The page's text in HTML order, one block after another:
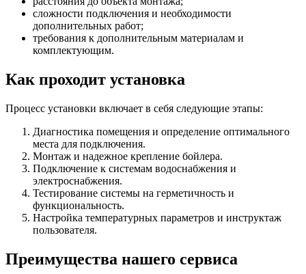
сложности подключения и необходимости
дополнительных работ;
требования к дополнительным материалам и
комплектующим.
Как проходит установка
Процесс установки включает в себя следующие этапы:
Диагностика помещения и определение оптимального
места для подключения.
Монтаж и надежное крепление бойлера.
Подключение к системам водоснабжения и
электроснабжения.
Тестирование системы на герметичность и
функциональность.
Настройка температурных параметров и инструктаж
пользователя.
Преимущества нашего сервиса